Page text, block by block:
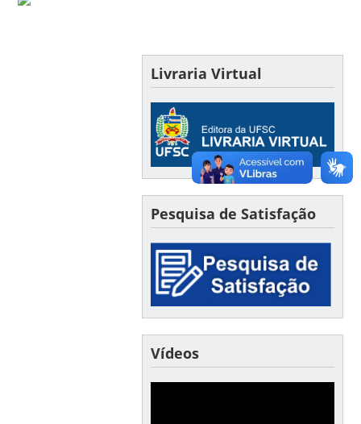
Livraria Virtual
Pesquisa de Satisfação
Vídeos